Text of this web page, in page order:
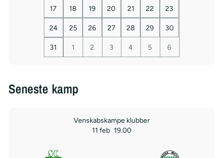
17 18 19 20 21 22 23
24 25 26 27 28 29 30
31 1 2 3 4 5 6
Seneste kamp
Venskabskampe klubber
11 feb 19.00